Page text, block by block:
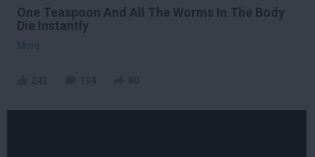
One Teaspoon And All The Worms In The Body
Die Instantly
More